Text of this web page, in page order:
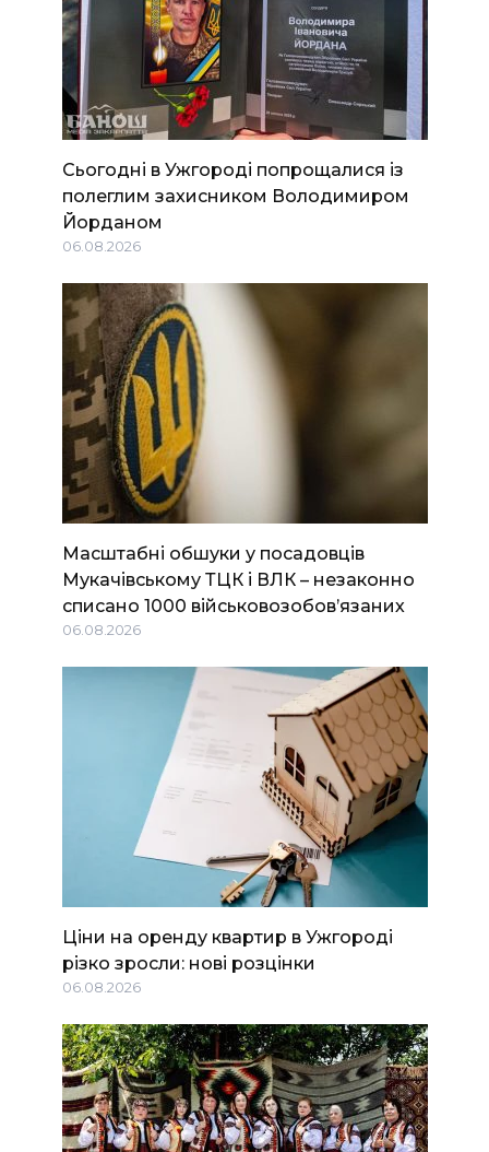
Сьогодні в Ужгороді попрощалися із
полеглим захисником Володимиром
Йорданом
06.08.2026
Масштабні обшуки у посадовців
Мукачівському ТЦК і ВЛК – незаконно
списано 1000 військовозобов’язаних
06.08.2026
Ціни на оренду квартир в Ужгороді
різко зросли: нові розцінки
06.08.2026